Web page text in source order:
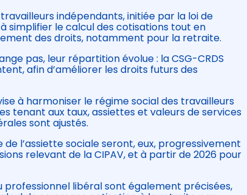
indépendants, initiée par la loi de
simplifier le calcul des cotisations tout en
des droits, notamment pour la retraite.
pas, leur répartition évolue : la CSG-CRDS
afin d’améliorer les droits futurs des
à harmoniser le régime social des travailleurs
tenant aux taux, assiettes et valeurs de services
sont ajustés.
l’assiette sociale seront, eux, progressivement
relevant de la CIPAV, et à partir de 2026 pour
libéral sont également précisées,